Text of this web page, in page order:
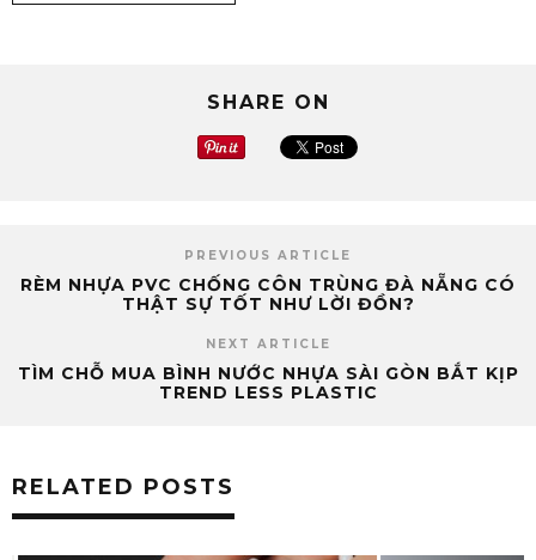
SHARE ON
PREVIOUS ARTICLE
RÈM NHỰA PVC CHỐNG CÔN TRÙNG ĐÀ NẴNG CÓ
THẬT SỰ TỐT NHƯ LỜI ĐỒN?
NEXT ARTICLE
TÌM CHỖ MUA BÌNH NƯỚC NHỰA SÀI GÒN BẮT KỊP
TREND LESS PLASTIC
RELATED POSTS